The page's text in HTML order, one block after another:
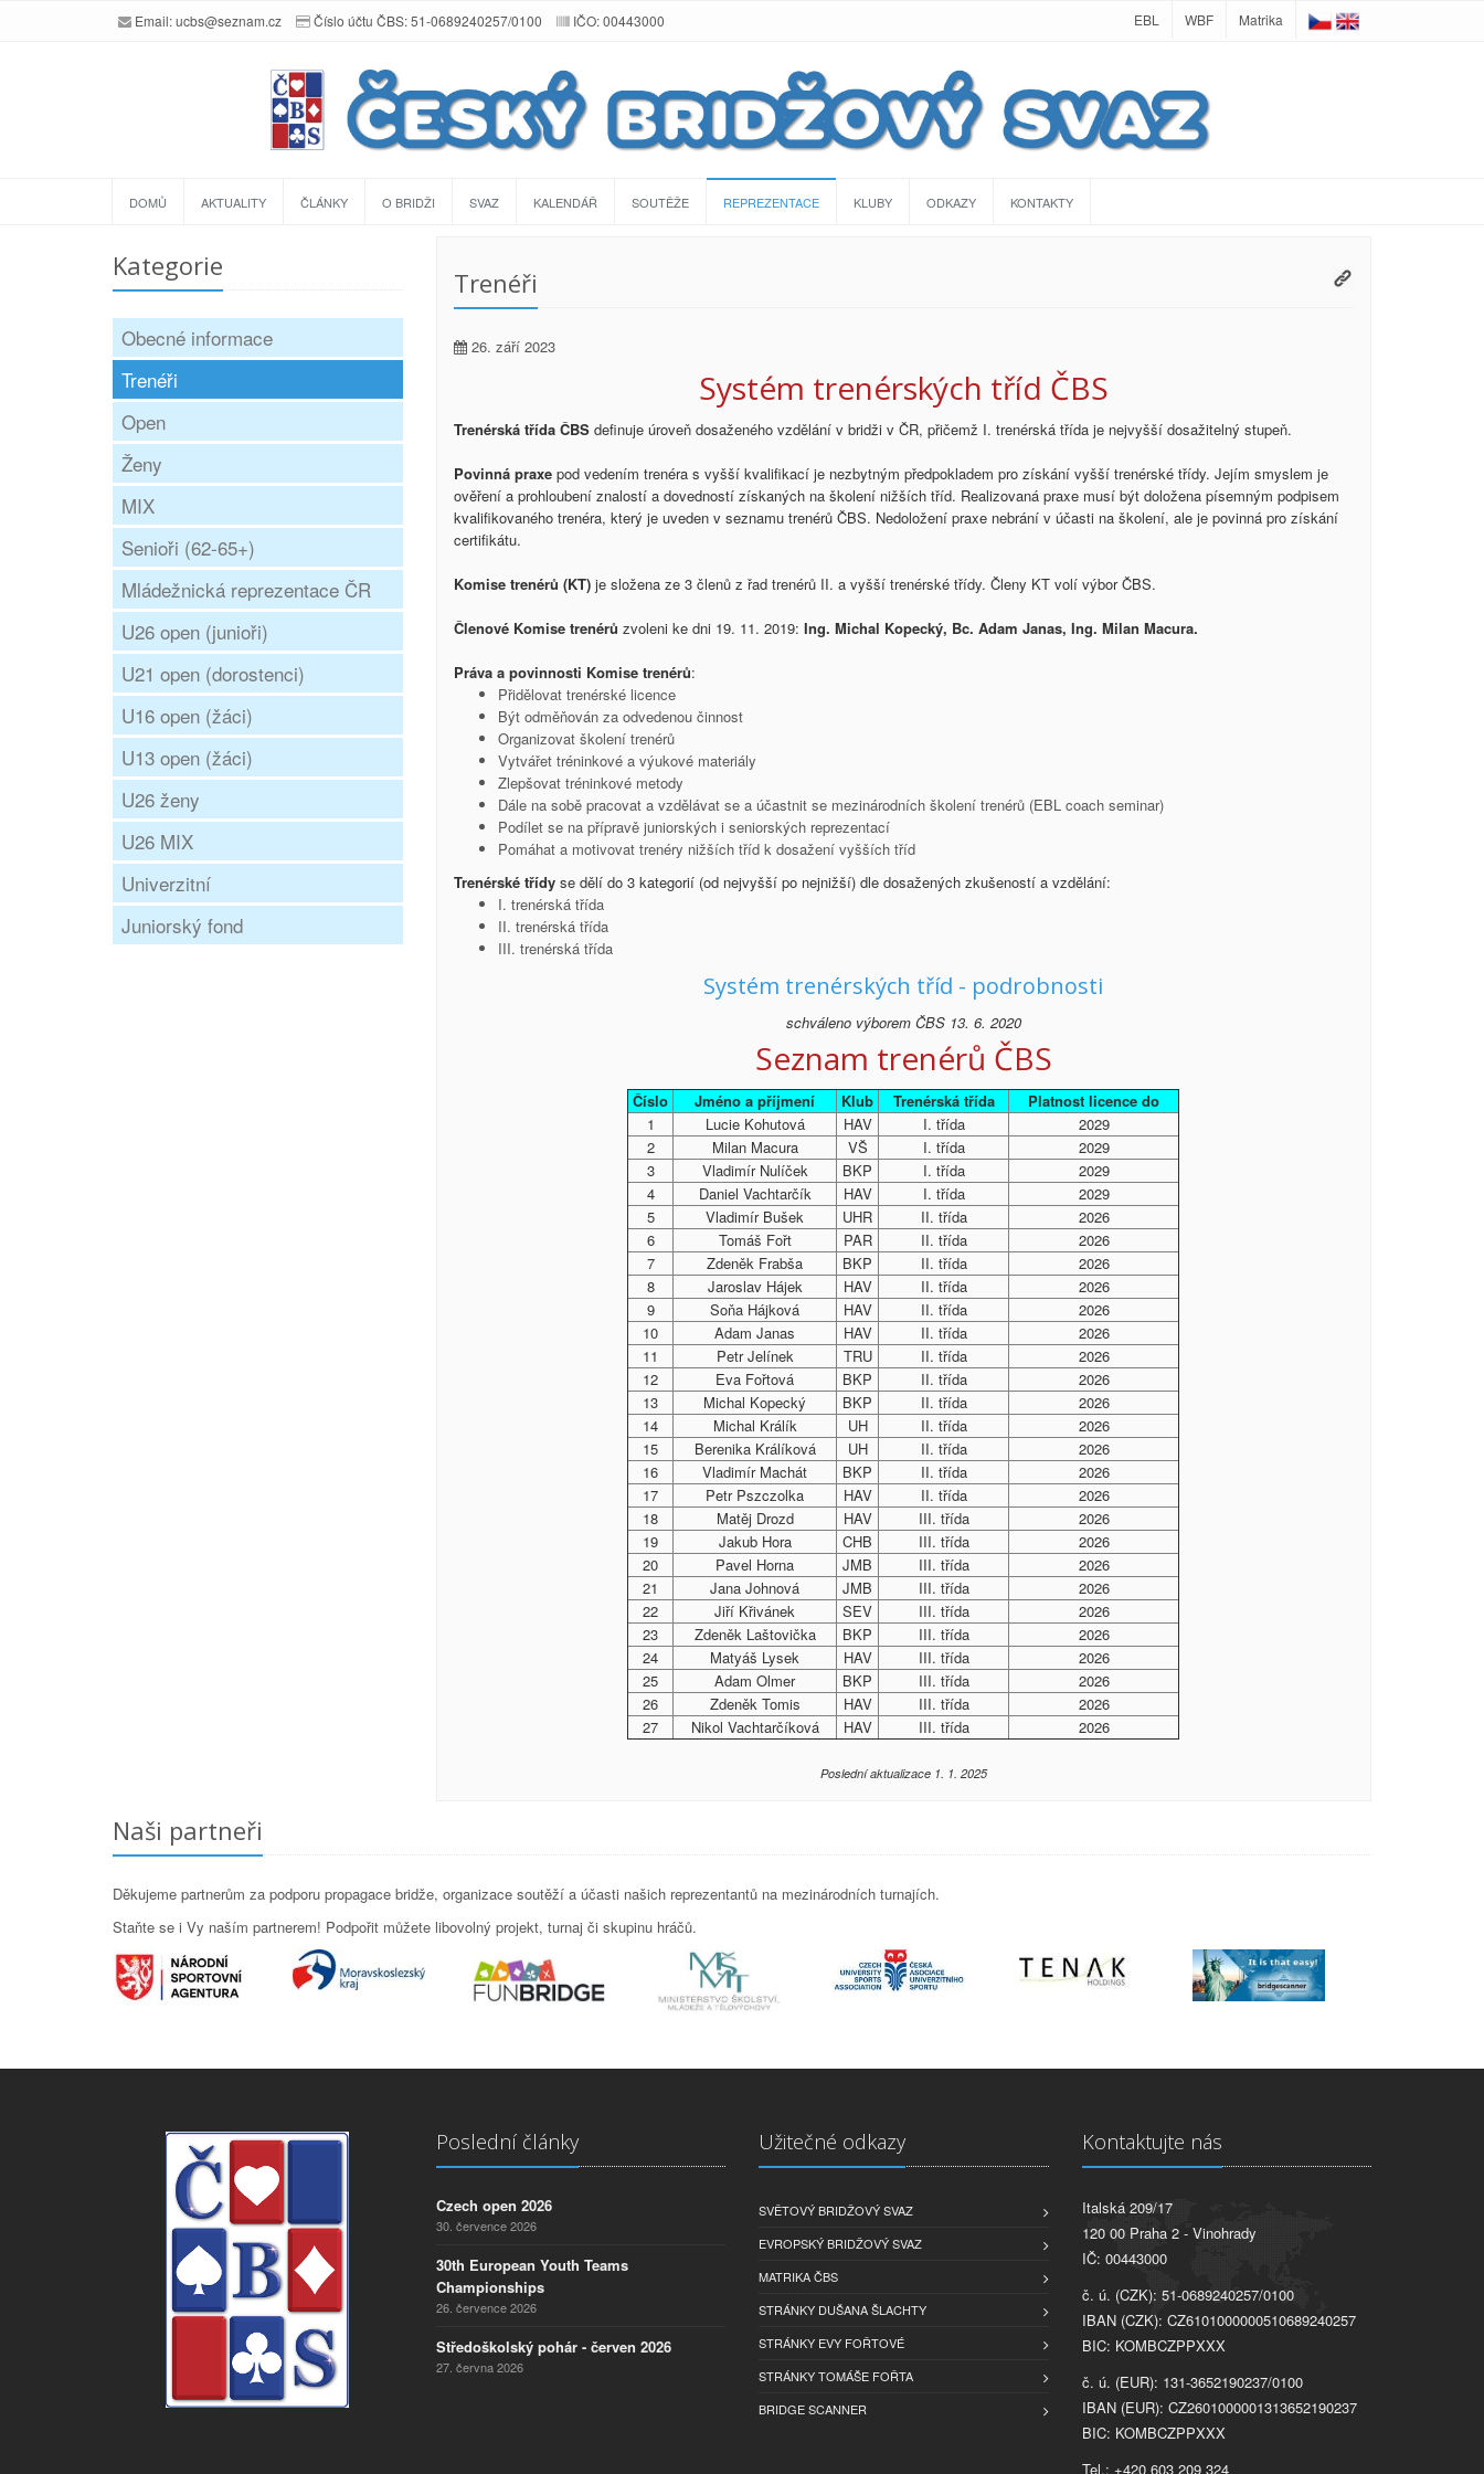
Email:ucbs@seznam.cz Číslo účtu ČBS: 51-0689240257/0100 IČO: 00443000 EBL WBF Matrika
DOMŮ AKTUALITY ČLÁNKY O BRIDŽI SVAZ KALENDÁŘ SOUTĚŽE REPREZENTACE KLUBY ODKAZY KONTAKTY
Kategorie
Obecné informace
Trenéři
Open
Ženy
MIX
Senioři (62-65+)
Mládežnická reprezentace ČR
U26 open (junioři)
U21 open (dorostenci)
U16 open (žáci)
U13 open (žáci)
U26 ženy
U26 MIX
Univerzitní
Juniorský fond
Trenéři
26. září 2023
Systém trenérských tříd ČBS
Trenérská třída ČBSdefinuje úroveň dosaženého vzdělání v bridži v ČR, přičemž I. trenérská třída je nejvyšší dosažitelný stupeň.
Povinná praxepod vedením trenéra s vyšší kvalifikací je nezbytným předpokladem pro získání vyšší trenérské třídy. Jejím smyslem je
ověření a prohloubení znalostí a dovedností získaných na školení nižších tříd. Realizovaná praxe musí být doložena písemným podpisem
kvalifikovaného trenéra, který je uveden v seznamu trenérů ČBS. Nedoložení praxe nebrání v účasti na školení, ale je povinná pro získání
certifikátu.
Komise trenérů (KT)je složena ze 3 členů z řad trenérů II. a vyšší trenérské třídy. Členy KT volí výbor ČBS.
Členové Komise trenérů zvoleni ke dni 19. 11. 2019: Ing. Michal Kopecký, Bc. Adam Janas, Ing. Milan Macura.
Práva a povinnosti Komise trenérů:
Přidělovat trenérské licence
Být odměňován za odvedenou činnost
Organizovat školení trenérů
Vytvářet tréninkové a výukové materiály
Zlepšovat tréninkové metody
Dále na sobě pracovat a vzdělávat se a účastnit se mezinárodních školení trenérů (EBL coach seminar)
Podílet se na přípravě juniorských i seniorských reprezentací
Pomáhat a motivovat trenéry nižších tříd k dosažení vyšších tříd
Trenérské třídyse dělí do 3 kategorií (od nejvyšší po nejnižší) dle dosažených zkušeností a vzdělání:
I. trenérská třída
II. trenérská třída
III. trenérská třída
Systém trenérských tříd - podrobnosti
schváleno výborem ČBS 13. 6. 2020
Seznam trenérů ČBS
Číslo Jméno a příjmení Klub Trenérská třída
Platnost licence do
1
Lucie Kohutová HAV I. třída
2029
2
Milan Macura VŠ I. třída
2029
3
Vladimír Nulíček BKP I. třída
2029
4
Daniel Vachtarčík HAV I. třída
2029
5
Vladimír Bušek UHR II. třída
2026
6
Tomáš Fořt PAR II. třída
2026
7
Zdeněk Frabša BKP II. třída
2026
8
Jaroslav Hájek HAV II. třída
2026
9
Soňa Hájková HAV II. třída
2026
10
Adam Janas HAV II. třída
2026
11
Petr Jelínek TRU II. třída
2026
12
Eva Fořtová BKP II. třída
2026
13
Michal Kopecký BKP II. třída
2026
14
Michal Králík UH II. třída
2026
15
Berenika Králíková UH II. třída
2026
16
Vladimír Machát BKP II. třída
2026
17
Petr Pszczolka HAV II. třída
2026
18
Matěj Drozd HAV III. třída
2026
19
Jakub Hora CHB III. třída
2026
20
Pavel Horna JMB III. třída
2026
21
Jana Johnová JMB III. třída
2026
22
Jiří Křivánek SEV III. třída
2026
23
Zdeněk Laštovička BKP III. třída
2026
24
Matyáš Lysek HAV III. třída
2026
25
Adam Olmer BKP III. třída
2026
26
Zdeněk Tomis HAV III. třída
2026
27
Nikol Vachtarčíková HAV III. třída 2026
Poslední aktualizace 1. 1. 2025
Naši partneři
Děkujeme partnerům za podporu propagace bridže, organizace soutěží a účasti našich reprezentantů na mezinárodních turnajích.
Staňte se i Vy naším partnerem! Podpořit můžete libovolný projekt, turnaj či skupinu hráčů.
Poslední články
Czech open 2026
30. července 2026
30th European Youth Teams
Championships
26. července 2026
Středoškolský pohár - červen 2026
27. června 2026
Užitečné odkazy
SVĚTOVÝ BRIDŽOVÝ SVAZ
EVROPSKÝ BRIDŽOVÝ SVAZ
MATRIKA ČBS
STRÁNKY DUŠANA ŠLACHTY
STRÁNKY EVY FOŘTOVÉ
STRÁNKY TOMÁŠE FOŘTA
BRIDGE SCANNER
Kontaktujte nás
Italská 209/17
120 00 Praha 2 - Vinohrady
IČ: 00443000
č. ú. (CZK): 51-0689240257/0100
IBAN (CZK): CZ6101000000510689240257
BIC: KOMBCZPPXXX
č. ú. (EUR): 131-3652190237/0100
IBAN (EUR): CZ2601000001313652190237
BIC: KOMBCZPPXXX
Tel.: +420 603 209 324